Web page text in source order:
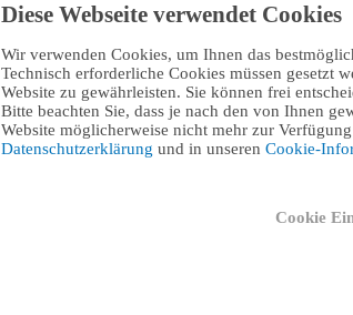
Diese Webseite verwendet Cookies
Wir verwenden Cookies, um Ihnen das
Technisch erforderliche Cookies müssen gesetzt
Website zu gewährleisten. Sie können frei
Bitte beachten Sie, dass je nach den von Ihnen
Website möglicherweise nicht mehr zur
Datenschutzerklärung und in unseren Cookie-
Cookie